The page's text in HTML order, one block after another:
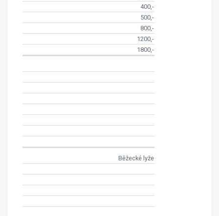
400,-
500,-
800,-
1200,-
1800,-
Běžecké lyže